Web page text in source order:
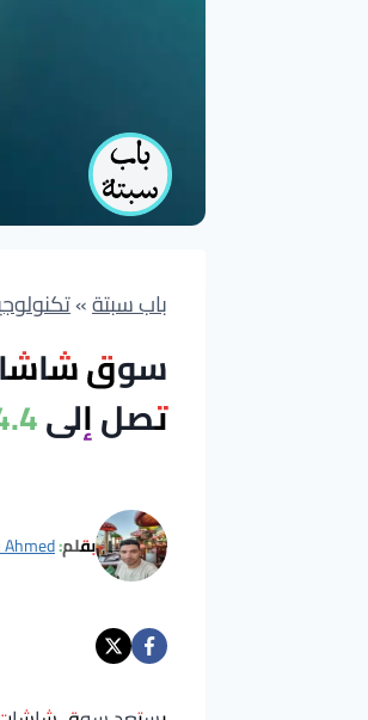
باب سبتة»
سوق شاشات
تصل إلى 4.4 مليار دولار في 2026
بقلم: